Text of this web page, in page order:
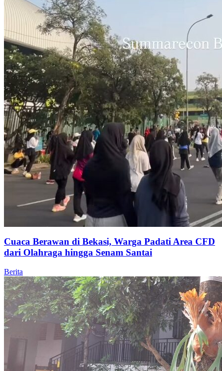
Cuaca Berawan di Bekasi, Warga Padati Area CFD
dari Olahraga hingga Senam Santai
Berita